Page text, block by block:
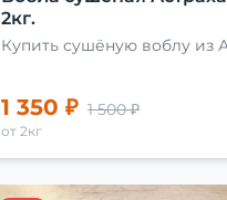
2кг.
Купить сушёную воблу из
1 350 ₽ 1 500 ₽
от 2кг